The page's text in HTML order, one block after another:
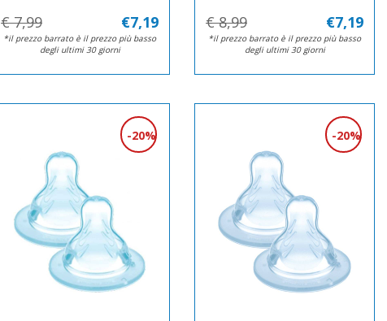
€ 7,99 €7,19
*il prezzo barrato è il prezzo più basso
degli ultimi 30 giorni
€ 8,99 €7,19
*il prezzo barrato è il prezzo più basso
degli ultimi 30 giorni
20% 20%